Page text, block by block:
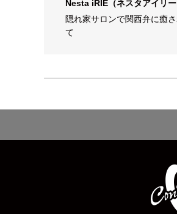
Nesta iRIE（ネスタアイリー
隠れ家サロンで関西弁に癒
て